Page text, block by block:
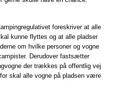
foreskriver at alle
kunne flyttes og at alle pladser
om hvilke personer og vogne
Derudover fastsætter
der trækkes på offentlig vej
skal alle vogne på pladsen være